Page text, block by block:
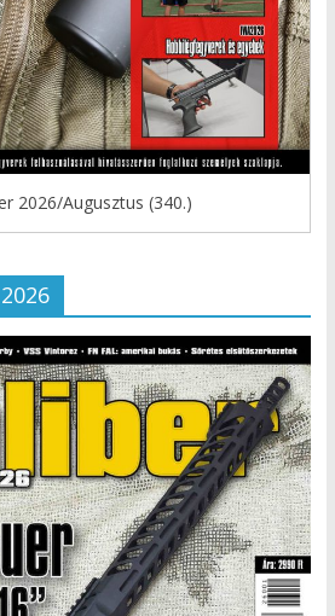
2026/Augusztus (340.)